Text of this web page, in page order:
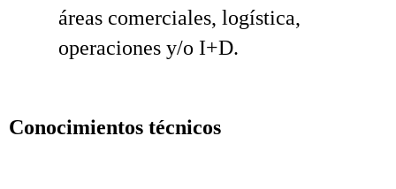
áreas comerciales, logística,
operaciones y/o I+D.
Conocimientos técnicos